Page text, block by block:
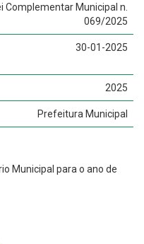
Complementar Municipal n.
069/2025
30-01-2025
2025
Prefeitura Municipal
Municipal para o ano de